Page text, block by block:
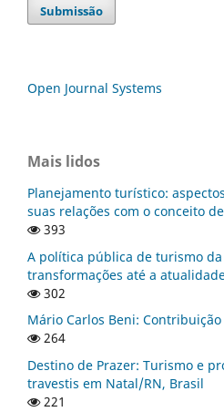
Submissão
Open Journal Systems
Mais lidos
Planejamento turístico:
suas relações com o conceito
393
A política pública de turismo
transformações até a
302
Mário Carlos Beni:
264
Destino de Prazer: Turismo e
travestis em Natal/RN, Brasil
221